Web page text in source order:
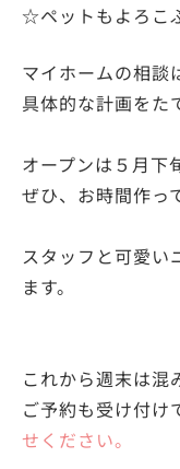
☆ペットもよろこ
マイホームの相談
具体的な計画をた
オープンは５月下
ぜひ、お時間作っ
スタッフと可愛い
ます。
これから週末は混
ご予約も受け付け
せください。